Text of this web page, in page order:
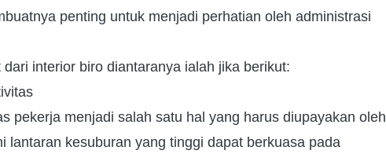
penting untuk menjadi perhatian oleh administrasi
interior biro diantaranya ialah jika berikut:
pekerja menjadi salah satu hal yang harus diupayakan oleh
lantaran kesuburan yang tinggi dapat berkuasa pada